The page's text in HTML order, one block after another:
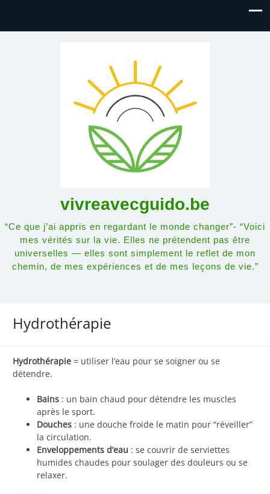
vivreavecguido.be
“Ce que j’ai appris en regardant le monde changer”- “Voici
mes vérités sur la vie. Elles ne prétendent pas être
universelles — elles sont simplement le reflet de mon
chemin, de mes expériences et de mes leçons de vie.”
Hydrothérapie
Hydrothérapie = utiliser l’eau pour se soigner ou se
détendre.
Bains : un bain chaud pour détendre les muscles
après le sport.
Douches : une douche froide le matin pour “réveiller”
la circulation.
Enveloppements d’eau : se couvrir de serviettes
humides chaudes pour soulager des douleurs ou se
relaxer.